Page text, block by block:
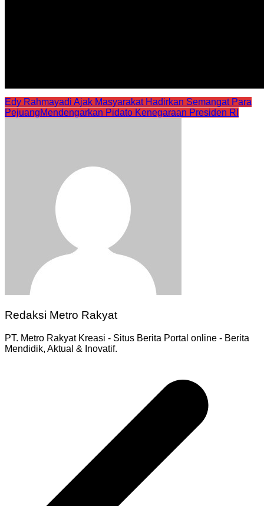
Edy Rahmayadi Ajak Masyarakat Hadirkan Semangat Para
PejuangMendengarkan Pidato Kenegaraan Presiden RI
Redaksi Metro Rakyat
PT. Metro Rakyat Kreasi - Situs Berita Portal online - Berita
Mendidik, Aktual & Inovatif.